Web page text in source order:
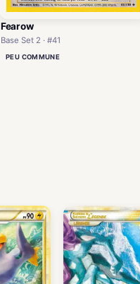
Fearow
Base Set 2 · #41
PEU COMMUNE